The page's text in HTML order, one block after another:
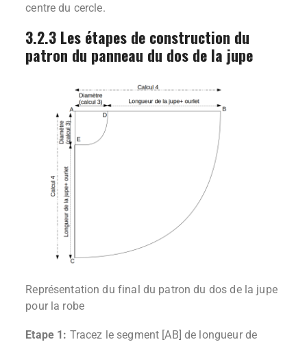
centre du cercle.
3.2.3 Les étapes de construction du
patron du panneau du dos de la jupe
Représentation du final du patron du dos de la jupe
pour la robe
Etape 1: Tracez le segment [AB] de longueur de